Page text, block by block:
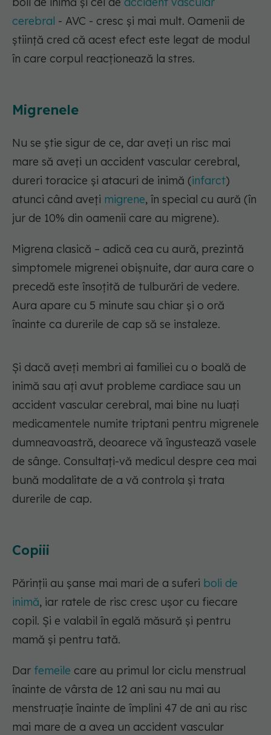
cerebral - AVC - cresc și mai mult. Oamenii de
știință cred că acest efect este legat de modul
în care corpul reacționează la stres.
Migrenele
Nu se știe sigur de ce, dar aveți un risc mai
mare să aveți un accident vascular cerebral,
dureri toracice și atacuri de inimă (infarct)
atunci când aveți migrene, în special cu aură (în
jur de 10% din oamenii care au migrene).
Migrena clasică – adică cea cu aură, prezintă
simptomele migrenei obișnuite, dar aura care o
precedă este însoțită de tulburări de vedere.
Aura apare cu 5 minute sau chiar și o oră
înainte ca durerile de cap să se instaleze.
Și dacă aveți membri ai familiei cu o boală de
inimă sau ați avut probleme cardiace sau un
accident vascular cerebral, mai bine nu luați
medicamentele numite triptani pentru migrenele
dumneavoastră, deoarece vă îngustează vasele
de sânge. Consultați-vă medicul despre cea mai
bună modalitate de a vă controla și trata
durerile de cap.
Copiii
Părinții au șanse mai mari de a suferi boli de
inimă, iar ratele de risc cresc ușor cu fiecare
copil. Și e valabil în egală măsură și pentru
mamă și pentru tată.
Dar femeile care au primul lor ciclu menstrual
înainte de vârsta de 12 ani sau nu mai au
menstruație înainte de împlini 47 de ani au risc
mai mare de a avea un accident vascular